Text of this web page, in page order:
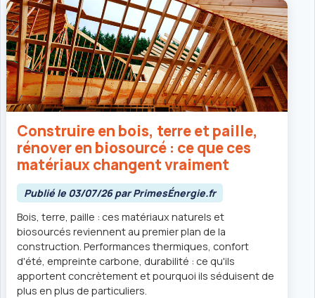
Construire en bois, terre et paille,
rénover en biosourcé : ce que ces
matériaux changent vraiment
Publié le 03/07/26 par PrimesÉnergie.fr
Bois, terre, paille : ces matériaux naturels et
biosourcés reviennent au premier plan de la
construction. Performances thermiques, confort
d'été, empreinte carbone, durabilité : ce qu'ils
apportent concrètement et pourquoi ils séduisent de
plus en plus de particuliers.